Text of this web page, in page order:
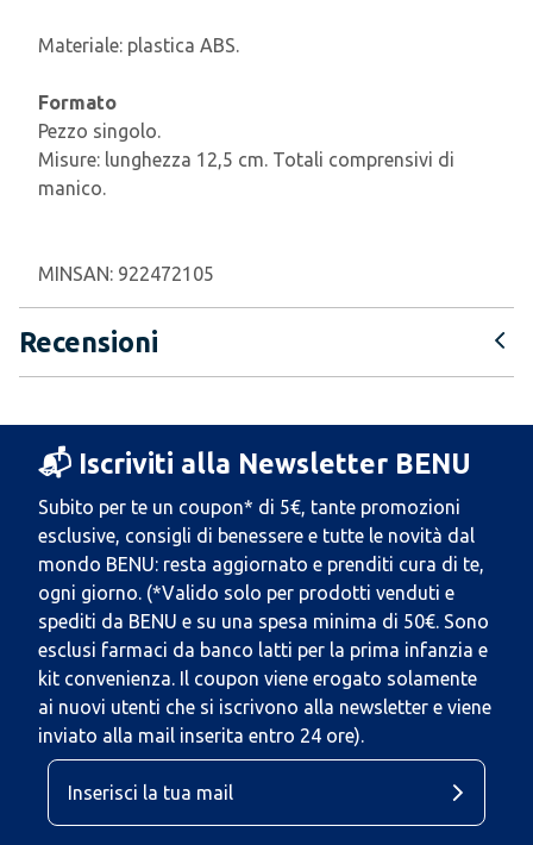
Materiale: plastica ABS.
Formato
Pezzo singolo.
Misure: lunghezza 12,5 cm. Totali comprensivi di
manico.
MINSAN: 922472105
Recensioni
📬 Iscriviti alla Newsletter BENU
Subito per te un coupon* di 5€, tante promozioni
esclusive, consigli di benessere e tutte le novità dal
mondo BENU: resta aggiornato e prenditi cura di te,
ogni giorno. (*Valido solo per prodotti venduti e
spediti da BENU e su una spesa minima di 50€. Sono
esclusi farmaci da banco latti per la prima infanzia e
kit convenienza. Il coupon viene erogato solamente
ai nuovi utenti che si iscrivono alla newsletter e viene
inviato alla mail inserita entro 24 ore).